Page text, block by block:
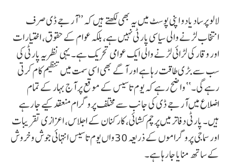
لالو پرساد یادو اپنی پوسٹ میں یہ بھی لکھتے ہیں کہ ’’آر جے ڈی صرف
انتخاب لڑنے والی سیاسی پارٹی نہیں ہے، بلکہ عوام کے حقوق، اختیارات
اور وقار کی لڑائی لڑنے والی ایک عوامی تحریک ہے۔ یہی نظریہ پارٹی کی
سب سے بڑی طاقت رہا ہے اور آگے بھی اسی سمت میں تنظیم کام کرتی
رہے گی۔‘‘ واضح رہے کہ یوم تاسیس کے موقع پر آج بہار کے تمام
اضلاع میں آر جے ڈی کی جانب سے مختلف پروگرام منعقد کیے جا رہے
ہیں۔ پارٹی دفاتر میں پرچم کشائی، کارکنان کے اجلاس، اعزازی تقریبات
اور سماجی پروگراموں کے ذریعہ 30واں یوم تاسیس انتہائی جوش و خروش
کے ساتھ منایا جا رہا ہے۔